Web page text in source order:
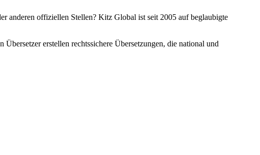
anderen offiziellen Stellen? Kitz Global ist seit 2005 auf beglaubigte
erstellen rechtssichere Übersetzungen, die national und